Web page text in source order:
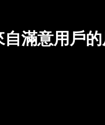
自滿意用戶